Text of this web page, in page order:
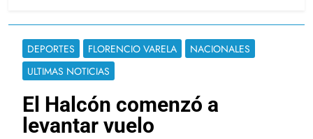
DEPORTES FLORENCIO VARELA
NACIONALES
ULTIMAS NOTICIAS
El Halcón comenzó a
levantar vuelo